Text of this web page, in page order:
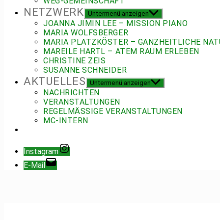
NETZWERK Untermenü anzeigen
JOANNA JIMIN LEE – MISSION PIANO
MARIA WOLFSBERGER
MARIA PLATZKÖSTER – GANZHEITLICHE
MAREILE HARTL – ATEM RAUM ERLEBEN
CHRISTINE ZEIS
SUSANNE SCHNEIDER
AKTUELLES Untermenü anzeigen
NACHRICHTEN
VERANSTALTUNGEN
REGELMÄSSIGE VERANSTALTUNGEN
MC-INTERN
Instagram
E-Mail